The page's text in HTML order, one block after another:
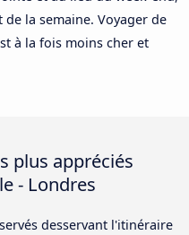
la semaine. Voyager de
à la fois moins cher et
plus appréciés
- Londres
desservant l'itinéraire